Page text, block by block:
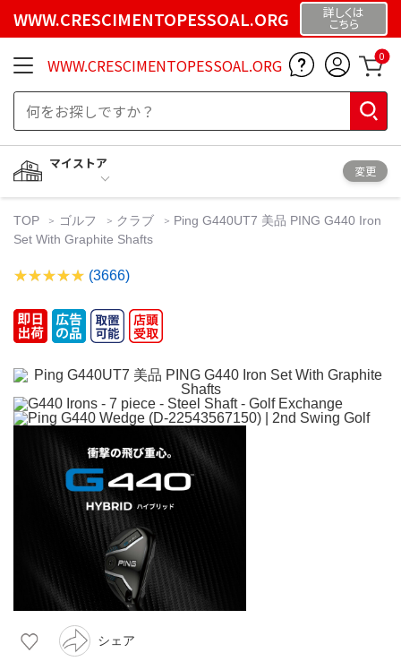
WWW.CRESCIMENTOPESSOAL.ORG 詳しくは
こちら
WWW.CRESCIMENTOPESSOAL.ORG 0
マイストア
変更
TOP ゴルフ クラブ
Ping G440UT7 美品 PING G440 Iron
Set With Graphite Shafts
(3666)
シェア